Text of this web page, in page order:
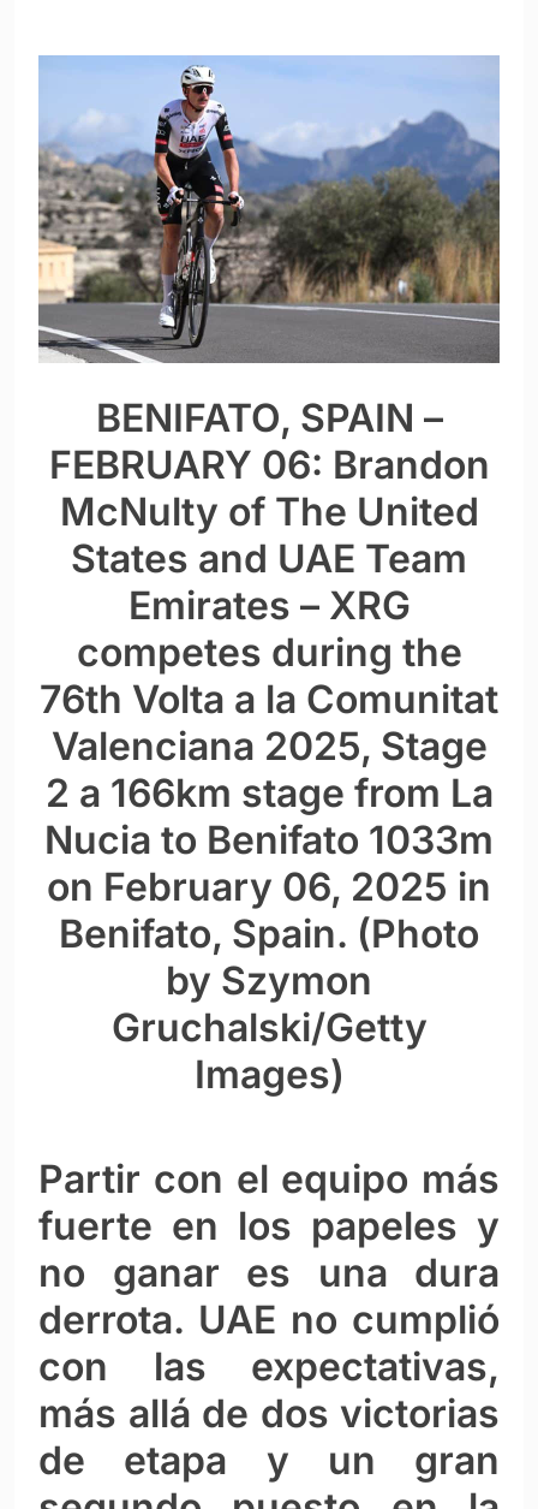
BENIFATO, SPAIN –
FEBRUARY 06: Brandon
McNulty of The United
States and UAE Team
Emirates – XRG
competes during the
76th Volta a la Comunitat
Valenciana 2025, Stage
2 a 166km stage from La
Nucia to Benifato 1033m
on February 06, 2025 in
Benifato, Spain. (Photo
by Szymon
Gruchalski/Getty
Images)
Partir con el equipo más
fuerte en los papeles y
no ganar es una dura
derrota. UAE no cumplió
con las expectativas,
más allá de dos victorias
de etapa y un gran